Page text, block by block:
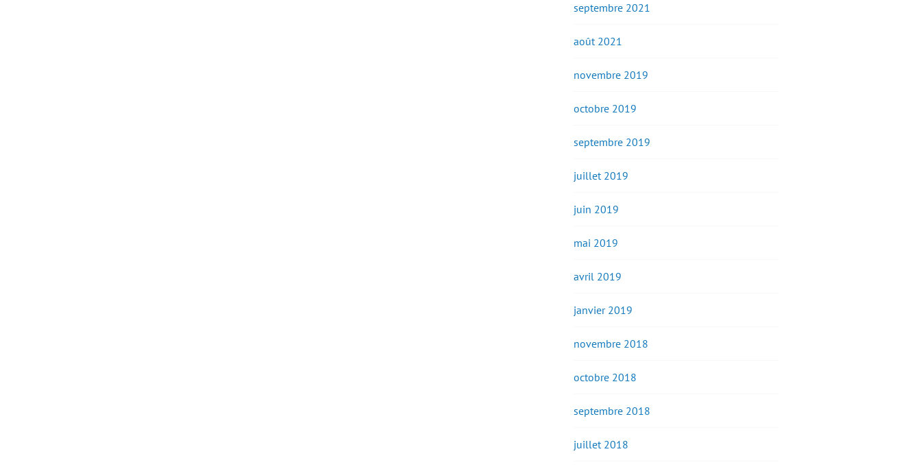
septembre 2021
août 2021
novembre 2019
octobre 2019
septembre 2019
juillet 2019
juin 2019
mai 2019
avril 2019
janvier 2019
novembre 2018
octobre 2018
septembre 2018
juillet 2018